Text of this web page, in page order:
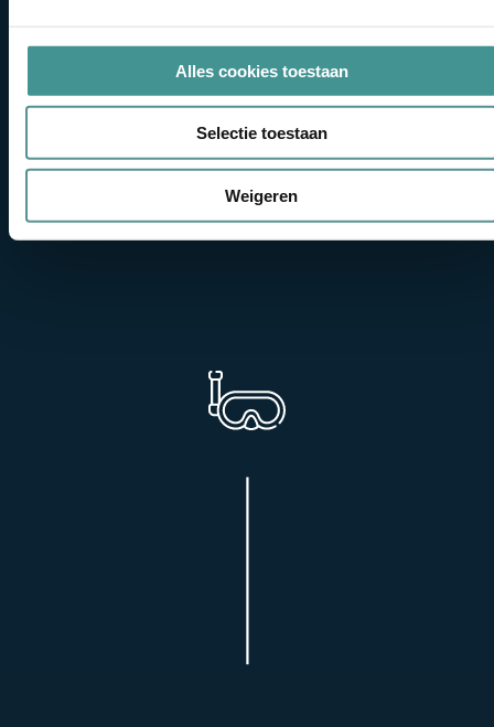
Alles cookies toestaan
Selectie toestaan
Weigeren
CAPTCHA